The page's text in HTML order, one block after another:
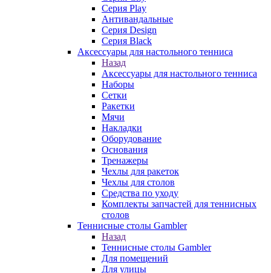
Серия Play
Антивандальные
Серия Design
Серия Black
Аксессуары для настольного тенниса
Назад
Аксессуары для настольного тенниса
Наборы
Сетки
Ракетки
Мячи
Накладки
Оборудование
Основания
Тренажеры
Чехлы для ракеток
Чехлы для столов
Средства по уходу
Комплекты запчастей для теннисных
столов
Теннисные столы Gambler
Назад
Теннисные столы Gambler
Для помещений
Для улицы